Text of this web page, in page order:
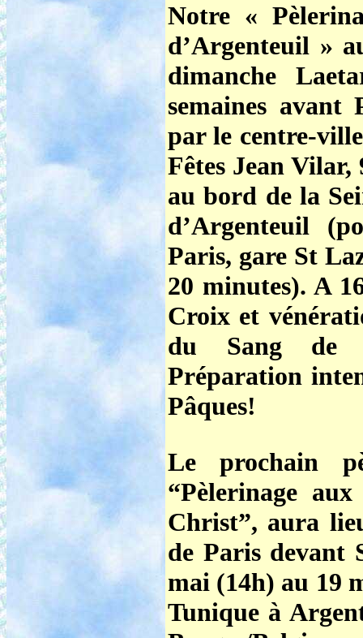
Notre «
d’Argenteuil »
dimanche
semaines avant
par le centre-
Fêtes Jean
au bord de la
d’Argenteuil
Paris, gare St
20 minutes). A
Croix et
du Sang de
Préparation
Pâques!
Le prochain
“Pèlerinage
Christ”, aura
de Paris devant
mai (14h) au 19
Tunique à